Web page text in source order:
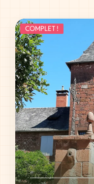
COMPLET !